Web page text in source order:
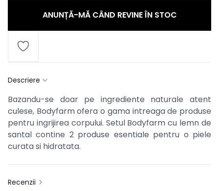
ANUNȚĂ-MĂ CÂND REVINE ÎN STOC
Descriere
Bazandu-se doar pe ingrediente naturale atent
culese, Bodyfarm ofera o gama intreaga de produse
pentru ingrijirea corpului. Setul Bodyfarm cu lemn de
santal contine 2 produse esentiale pentru o piele
curata si hidratata.
Recenzii